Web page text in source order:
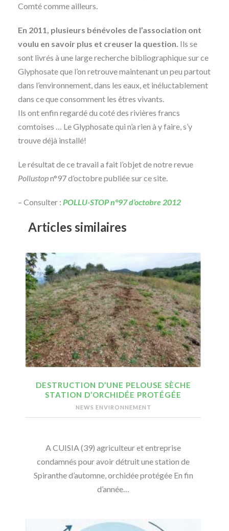
Comté comme ailleurs.
En 2011, plusieurs bénévoles de l’association ont
voulu en savoir plus et creuser la question. Ils se
sont livrés à une large recherche bibliographique sur ce
Glyphosate que l’on retrouve maintenant un peu partout
dans l’environnement, dans les eaux, et inéluctablement
dans ce que consomment les êtres vivants.
Ils ont enfin regardé du coté des rivières francs
comtoises … Le Glyphosate qui n’a rien à y faire, s’y
trouve déjà installé!
Le résultat de ce travail a fait l’objet de notre revue
Pollustopn°97 d’octobre publiée sur ce site.
– Consulter : POLLU-STOP n°97 d’octobre 2012
Articles similaires
DESTRUCTION D’UNE PELOUSE SÈCHE
STATION D’ORCHIDÉE PROTÉGÉE
NEWS ENVIRONNEMENT
A CUISIA (39) agriculteur et entreprise
condamnés pour avoir détruit une station de
Spiranthe d’automne, orchidée protégée En fin
d’année…